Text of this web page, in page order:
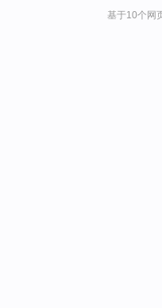
基于10个网